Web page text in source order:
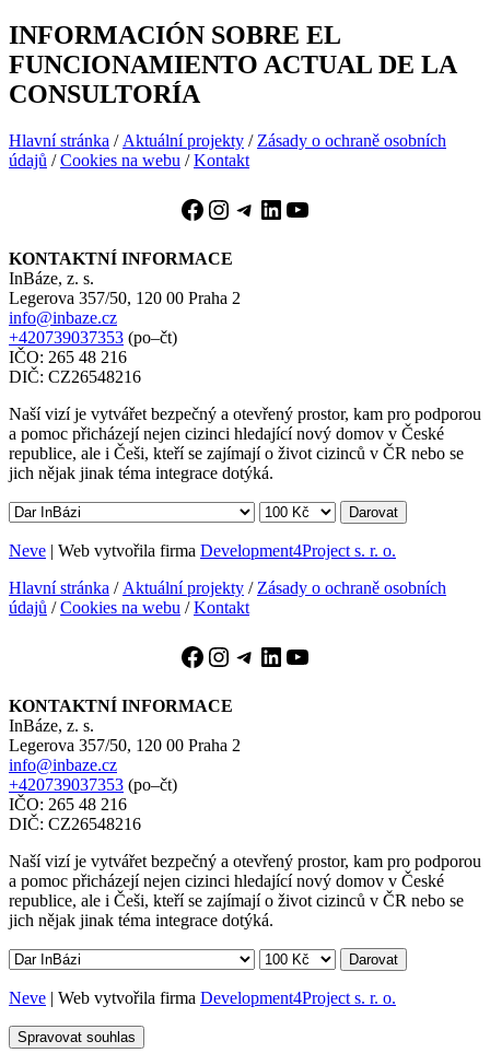
INFORMACIÓN SOBRE EL
FUNCIONAMIENTO ACTUAL DE LA
CONSULTORÍA
Hlavní stránka / Aktuální projekty / Zásady o ochraně osobních
údajů /Cookies na webu /Kontakt
Facebook
Instagram
Telegram
LinkedIn
YouTube
KONTAKTNÍ INFORMACE
InBáze, z. s.
Legerova 357/50, 120 00 Praha 2
info@inbaze.cz
+420739037353 (po–čt)
IČO: 265 48 216
DIČ: CZ26548216
Naší vizí je vytvářet bezpečný a otevřený prostor, kam pro podporou
a pomoc přicházejí nejen cizinci hledající nový domov v České
republice, ale i Češi, kteří se zajímají o život cizinců v ČR nebo se
jich nějak jinak téma integrace dotýká.
Darovat
Neve | Web vytvořila firma Development4Project s. r. o.
Hlavní stránka / Aktuální projekty / Zásady o ochraně osobních
údajů /Cookies na webu /Kontakt
Facebook
Instagram
Telegram
LinkedIn
YouTube
KONTAKTNÍ INFORMACE
InBáze, z. s.
Legerova 357/50, 120 00 Praha 2
info@inbaze.cz
+420739037353 (po–čt)
IČO: 265 48 216
DIČ: CZ26548216
Naší vizí je vytvářet bezpečný a otevřený prostor, kam pro podporou
a pomoc přicházejí nejen cizinci hledající nový domov v České
republice, ale i Češi, kteří se zajímají o život cizinců v ČR nebo se
jich nějak jinak téma integrace dotýká.
Darovat
Neve | Web vytvořila firma Development4Project s. r. o.
Spravovat souhlas